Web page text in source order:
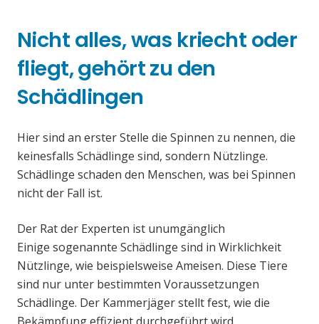
Nicht alles, was kriecht oder
fliegt, gehört zu den
Schädlingen
Hier sind an erster Stelle die Spinnen zu nennen, die
keinesfalls Schädlinge sind, sondern Nützlinge.
Schädlinge schaden den Menschen, was bei Spinnen
nicht der Fall ist.
Der Rat der Experten ist unumgänglich
Einige sogenannte Schädlinge sind in Wirklichkeit
Nützlinge, wie beispielsweise Ameisen. Diese Tiere
sind nur unter bestimmten Voraussetzungen
Schädlinge. Der Kammerjäger stellt fest, wie die